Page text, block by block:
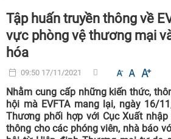
Tập huấn truyền thông về
vực phòng vệ thương mại
hóa
09:50 17/11/2021
Nhằm cung cấp những kiến thức,
hội mà EVFTA mang lại, ngày 16/
Thương phối hợp với Cục Xuất
thông cho các phóng viên, nhà báo